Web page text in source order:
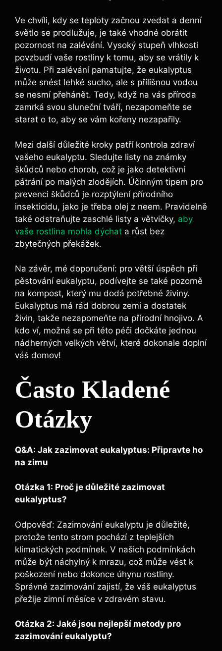
Ve chvíli, kdy se teploty začnou zvedat a denní
světlo se prodlužuje, je také vhodné obrátit
pozornost na zalévání. Vysoký stupeň vlhkosti
povzbudí vaše rostliny k tomu, aby se vrátily k
životu. Při zalévání pamatujte, že eukalyptus
může snést lehké sucho, ale s přílišnou vodou
se nesmí přehánět. Tedy, když na vás příroda
zamrká svou sluneční tváří, nezapomeňte se
starat o to, aby se vám kořeny nezapařily.
Mezi další důležité kroky patří kontrola zdraví
vašeho eukalyptu. Sledujte listy na známky
škůdců nebo chorob, což je jako detektivní
pátrání po malých zlodějích. Účinným tipem pro
prevenci škůdců je rozptýlení přírodního
insekticidu, jako je třeba olej z neem. Pravidelně
také odstraňujte zaschlé listy a větvičky, aby
vaše rostlina mohla dýchat a růst bez
zbytečných překážek.
Na závěr, mé doporučení: pro větší úspěch při
pěstování eukalyptu, podívejte se také pozorně
na kompost, který mu dodá potřebné živiny.
Eukalyptus má rád dobrou zemi a dostatek
živin, takže nezapomeňte na přírodní hnojivo. A
kdo ví, možná se při této péči dočkáte jednou
nádherných velkých větví, které dokonale doplní
váš domov!
Často Kladené
Otázky
Q&A: Jak zazimovat eukalyptus: Připravte ho
na zimu
Otázka 1: Proč je důležité zazimovat
eukalyptus?
Odpověď: Zazimování eukalyptu je důležité,
protože tento strom pochází z teplejších
klimatických podmínek. V našich podmínkách
může být náchylný k mrazu, což může vést k
poškození nebo dokonce úhynu rostliny.
Správné zazimování zajistí, že váš eukalyptus
přežije zimní měsíce v zdravém stavu.
Otázka 2: Jaké jsou nejlepší metody pro
zazimování eukalyptu?